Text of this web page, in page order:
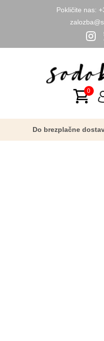
Pokličite nas:
Do brezplačne